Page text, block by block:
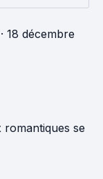
· 18 décembre
se